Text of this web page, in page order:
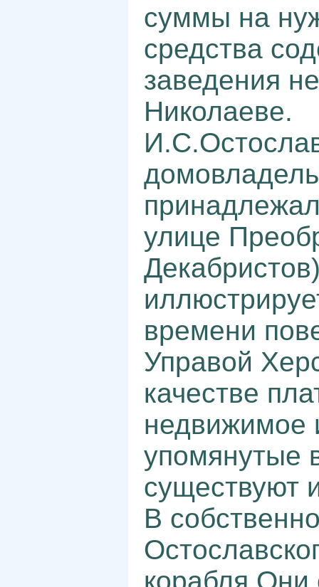
суммы на
средства
заведения
Николаеве.
улице
времени
Управой
качестве
недвижимое
упомянутые
существуют
В
корабля Они